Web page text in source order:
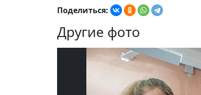
Поделиться:
Другие фото